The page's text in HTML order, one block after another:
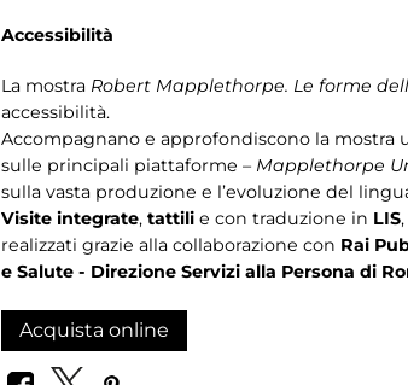
Accessibilità
La mostra Robert Mapplethorpe. Le forme
accessibilità.
Accompagnano e approfondiscono la mostra
sulle principali piattaforme – Mapplethorpe
sulla vasta produzione e l’evoluzione del
Visite integrate, tattili e con traduzione in LIS,
realizzati grazie alla collaborazione con Rai
e Salute - Direzione Servizi alla Persona di
Acquista online